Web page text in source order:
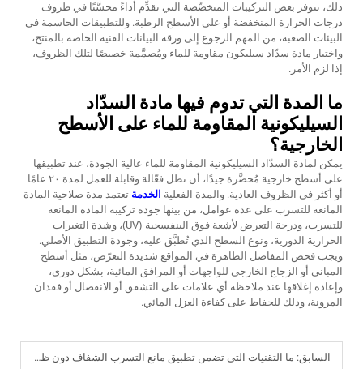
ذلك، تتوفر بعض التركيبات المتخصِّصة التي تقدِّم أداءً محسَّنًا في ظروف
درجات الحرارة المنخفضة أو على الأسطح الرطبة. وللتطبيقات الحاسمة في
البيئات الصعبة، من المهم الرجوع إلى ورقة البيانات الفنية الخاصة بالمنتج،
واختيار مادة سدّاد سيليكون مقاومة للماء ومُصمَّمة خصيصًا لتلك الظروف،
إذا لزم الأمر.
ما المدة التي تدوم فيها مادة السدّاد
السيليكونية المقاومة للماء على الأسطح
الخارجية؟
يمكن لمادة السدّاد السيليكونية المقاومة للماء عالية الجودة، عند تطبيقها
على أسطح خارجية مُحضَّرة جيدًا، أن تظل فعّالة وقابلة للعمل لمدة ٢٠ عامًا
أو أكثر في الظروف العادية. والمدة الفعلية الخدمة تعتمد مدة صلاحية المادة
المانعة للتسرب على عدة عوامل، من بينها جودة تركيبة المادة المانعة
للتسرب، ودرجة التعرض لأشعة فوق البنفسجية (UV)، وشدة التغيرات
الحرارية الدورية، ونوع السطح الذي تُطبَّق عليه، وجودة التطبيق الأصلي.
ويجب فحص المفاصل الظاهرة في المواقع شديدة التعرّض، مثل أسطح
المباني أو الزجاج الخارجي للواجهات أو المرافق المائية، بشكل دوري،
وإعادة إغلاقها عند ملاحظة أي علامات على التشقق أو الانفصال أو فقدان
المرونة، وذلك للحفاظ على كفاءة العزل المائي.
السابق: ما التقنيات التي تضمن تطبيق مانع التسرب الشفاف دون ظهور فقاعات؟